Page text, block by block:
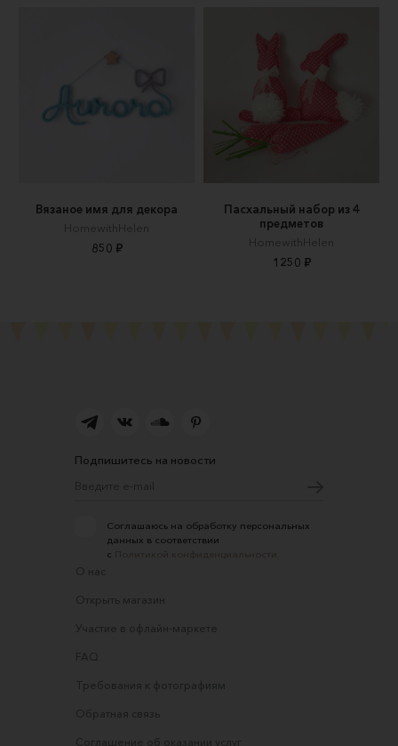
Вязаное имя для декора
HomewithHelen
850 ₽
Пасхальный набор из 4
предметов
HomewithHelen
1250 ₽
Подпишитесь на новости
Соглашаюсь на обработку персональных
данных в соответствии
с
О нас
Открыть магазин
Участие в офлайн-маркете
FAQ
Требования к фотографиям
Обратная связь
Соглашение об оказании услуг